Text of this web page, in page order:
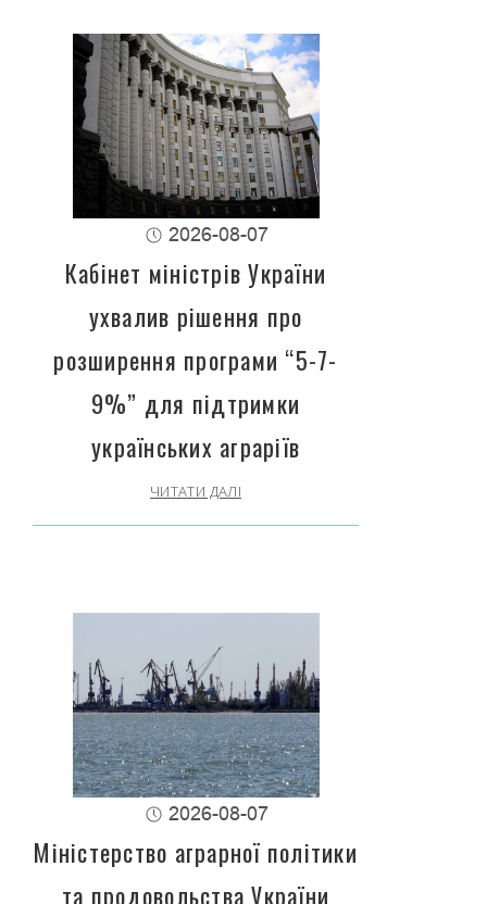
2026-08-07
Кабінет міністрів України
ухвалив рішення про
розширення програми “5-7-
9%” для підтримки
українських аграріїв
ЧИТАТИ ДАЛІ
2026-08-07
Міністерство аграрної політики
та продовольства України